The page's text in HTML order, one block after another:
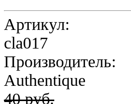
Артикул:
cla017
Производитель:
Authentique
40 руб.